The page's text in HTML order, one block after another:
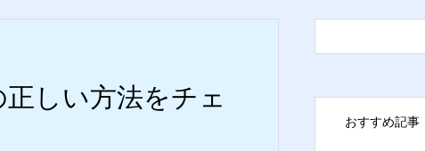
しい方法をチェ
おすすめ記事